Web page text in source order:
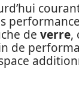
de verre,
de